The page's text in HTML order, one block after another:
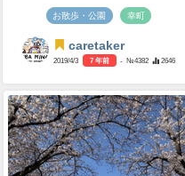
お散歩・公園 幸町
caretaker
2019/4/3 7 年前 - №4382 2646